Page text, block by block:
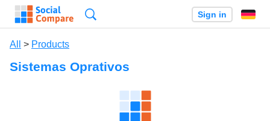
Sign in
All > Products
Sistemas Oprativos